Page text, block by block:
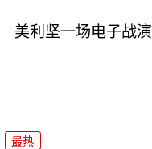
美利坚一场电子战
最热